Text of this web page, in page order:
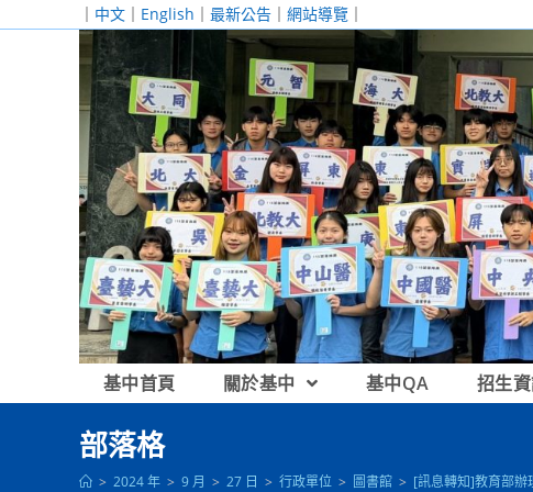
｜ 中文 ｜ English ｜ 最新公告 ｜ 網站導覽 ｜
基中首頁 關於基中 基中QA 招生
部落格
> 2024 年 > 9 月 > 27 日 > 行政單位 > 圖書館 > [訊息轉知]教育部辦